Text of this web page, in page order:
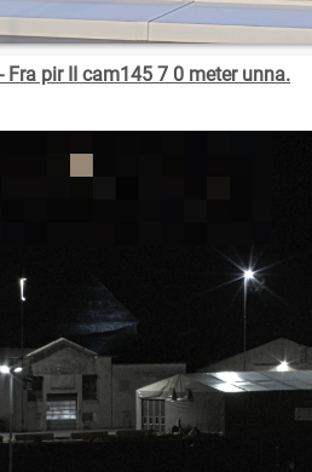
Fra pir II cam145 7 0 meter unna.